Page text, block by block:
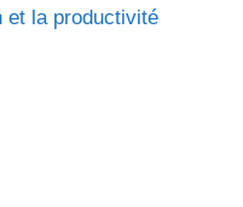
et la productivité